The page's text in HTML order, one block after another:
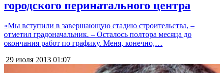
городского перинатального центра
«Мы вступили в завершающую стадию строительства, –
отметил градоначальник. – Осталось полтора месяца до
окончания работ по графику. Меня, конечно,…
29 июля 2013 01:07